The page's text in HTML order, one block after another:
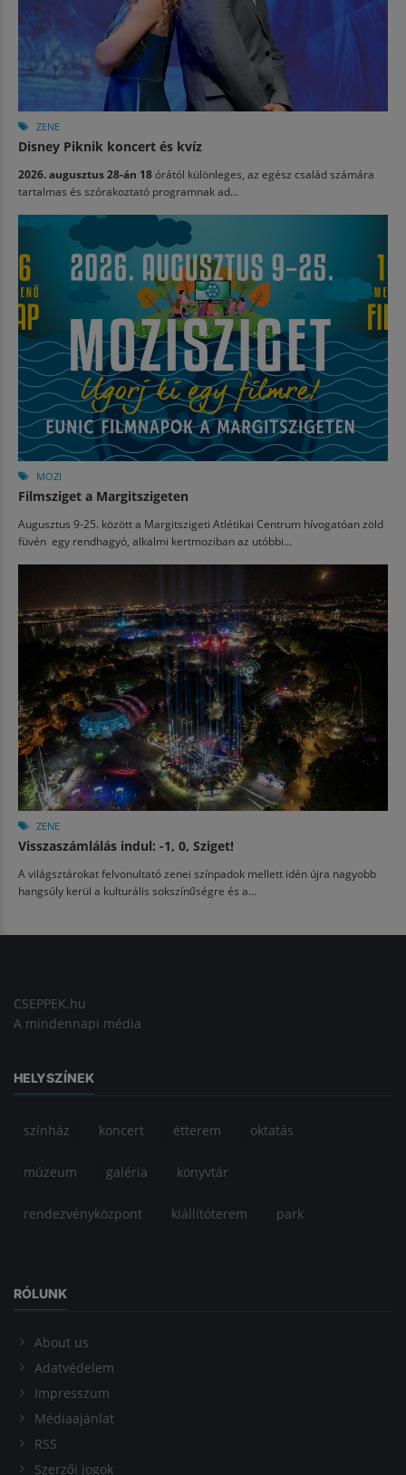
ZENE
Disney Piknik koncert és kvíz
2026. augusztus 28-án 18órától különleges, az egész család számára
tartalmas és szórakoztató programnak ad...
MOZI
Filmsziget a Margitszigeten
Augusztus 9-25. között a Margitszigeti Atlétikai Centrum hívogatóan zöld
füvén egy rendhagyó, alkalmi kertmoziban az utóbbi...
ZENE
Visszaszámlálás indul: -1, 0, Sziget!
A világsztárokat felvonultató zenei színpadok mellett idén újra nagyobb
hangsúly kerül a kulturális sokszínűségre és a...
CSEPPEK.hu
A mindennapi média
HELYSZÍNEK
színház koncert étterem oktatás
múzeum galéria könyvtár
rendezvényközpont kiállítóterem park
RÓLUNK
About us
Adatvédelem
Impresszum
Médiaajánlat
RSS
Szerzői jogok